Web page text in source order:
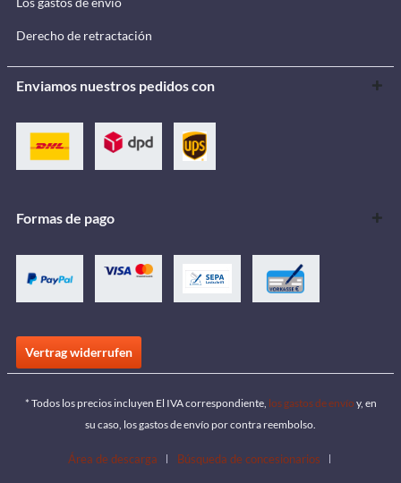
Derecho de retractación
Enviamos nuestros pedidos con
Formas de pago
Vertrag widerrufen
* Todos los precios incluyen El IVA correspondiente, los gastos de envío y, en
su caso, los gastos de envío por contra reembolso.
Área de descarga
Búsqueda de concesionarios